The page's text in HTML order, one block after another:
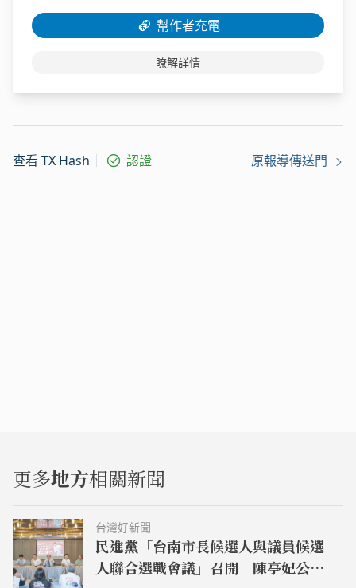
幫作者充電
瞭解詳情
查看 TX Hash 認證 原報導傳送門
更多地方相關新聞
台灣好新聞
民進黨「台南市長候選人與議員候選
人聯合選戰會議」召開 陳亭妃公佈